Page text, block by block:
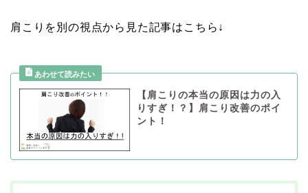
肩こりを別の視点から見た記事はこちら↓
【肩こりの本当の原因は力の入
りすぎ！？】肩こり改善のポイ
ント！